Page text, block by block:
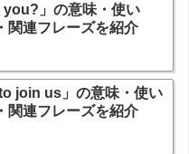
you?」の意味・使い
関連フレーズを紹介
join us」の意味・使い
関連フレーズを紹介